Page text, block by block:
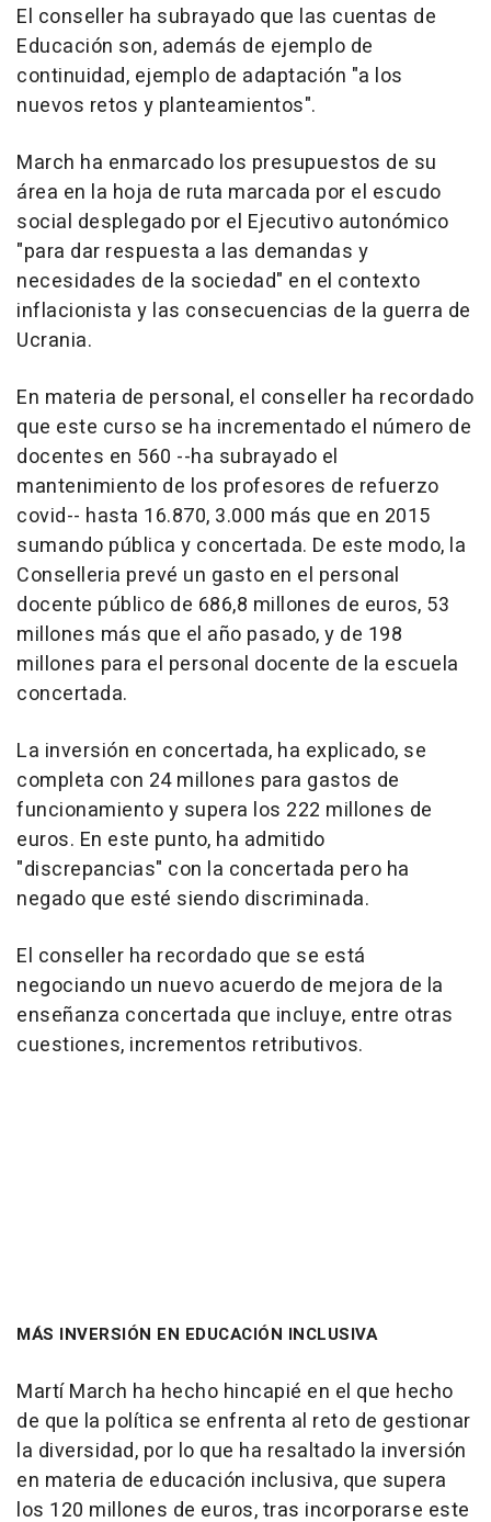
El conseller ha subrayado que las cuentas de
Educación son, además de ejemplo de
continuidad, ejemplo de adaptación "a los
nuevos retos y planteamientos".
March ha enmarcado los presupuestos de su
área en la hoja de ruta marcada por el escudo
social desplegado por el Ejecutivo autonómico
"para dar respuesta a las demandas y
necesidades de la sociedad" en el contexto
inflacionista y las consecuencias de la guerra de
Ucrania.
En materia de personal, el conseller ha recordado
que este curso se ha incrementado el número de
docentes en 560 --ha subrayado el
mantenimiento de los profesores de refuerzo
covid-- hasta 16.870, 3.000 más que en 2015
sumando pública y concertada. De este modo, la
Conselleria prevé un gasto en el personal
docente público de 686,8 millones de euros, 53
millones más que el año pasado, y de 198
millones para el personal docente de la escuela
concertada.
La inversión en concertada, ha explicado, se
completa con 24 millones para gastos de
funcionamiento y supera los 222 millones de
euros. En este punto, ha admitido
"discrepancias" con la concertada pero ha
negado que esté siendo discriminada.
El conseller ha recordado que se está
negociando un nuevo acuerdo de mejora de la
enseñanza concertada que incluye, entre otras
cuestiones, incrementos retributivos.
MÁS INVERSIÓN EN EDUCACIÓN INCLUSIVA
Martí March ha hecho hincapié en el que hecho
de que la política se enfrenta al reto de gestionar
la diversidad, por lo que ha resaltado la inversión
en materia de educación inclusiva, que supera
los 120 millones de euros, tras incorporarse este